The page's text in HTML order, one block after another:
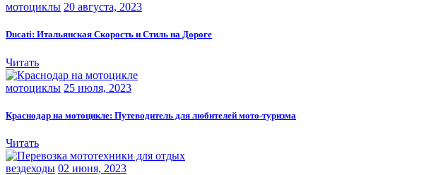
мотоциклы 20 августа, 2023
Ducati: Итальянская Скорость и Стиль на Дороге
Читать
мотоциклы 25 июля, 2023
Краснодар на мотоцикле: Путеводитель для любителей мото-туризма
Читать
вездеходы 02 июня, 2023